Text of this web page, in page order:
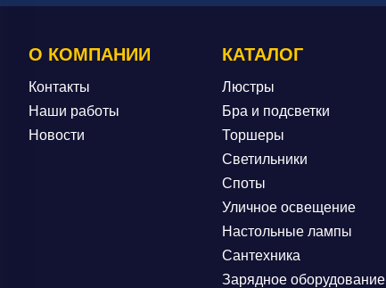
О КОМПАНИИ
Контакты
Наши работы
Новости
КАТАЛОГ
Люстры
Бра и подсветки
Торшеры
Светильники
Споты
Уличное освещение
Настольные лампы
Сантехника
Зарядное оборудование